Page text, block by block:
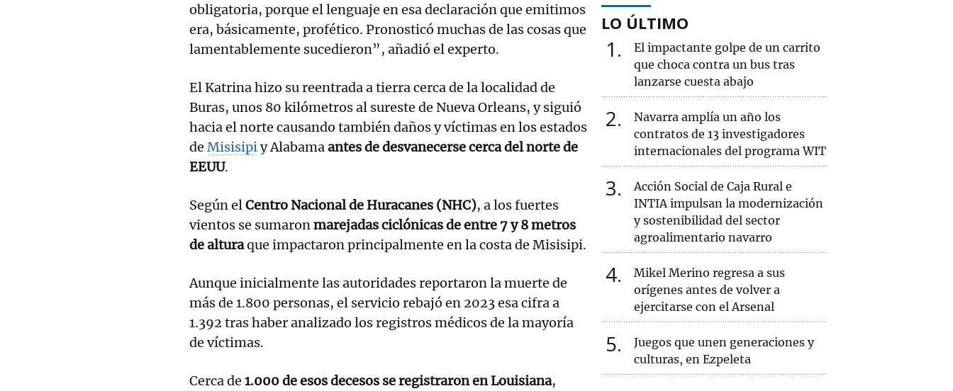
obligatoria, porque el lenguaje en esa declaración que emitimos
era, básicamente, profético. Pronosticó muchas de las cosas que
lamentablemente sucedieron”, añadió el experto.
El Katrina hizo su reentrada a tierra cerca de la localidad de
Buras, unos 80 kilómetros al sureste de Nueva Orleans, y siguió
hacia el norte causando también daños y víctimas en los estados
de Misisipiy Alabamaantes de desvanecerse cerca del norte de
EEUU.
Según elCentro Nacional de Huracanes (NHC), a los fuertes
vientos se sumaronmarejadas ciclónicas de entre 7 y 8 metros
de alturaque impactaron principalmente en la costa de Misisipi.
Aunque inicialmente las autoridades reportaron la muerte de
más de 1.800 personas, el servicio rebajó en 2023 esa cifra a
1.392 tras haber analizado los registros médicos de la mayoría
de víctimas.
Cerca de 1.000 de esos decesos se registraron en Louisiana,
LO ÚLTIMO
1
El impactante golpe de un carrito
que choca contra un bus tras
lanzarse cuesta abajo
2
Navarra amplía un año los
contratos de 13 investigadores
internacionales del programa WIT
3
Acción Social de Caja Rural e
INTIA impulsan la modernización
y sostenibilidad del sector
agroalimentario navarro
4
Mikel Merino regresa a sus
orígenes antes de volver a
ejercitarse con el Arsenal
5
Juegos que unen generaciones y
culturas, en Ezpeleta